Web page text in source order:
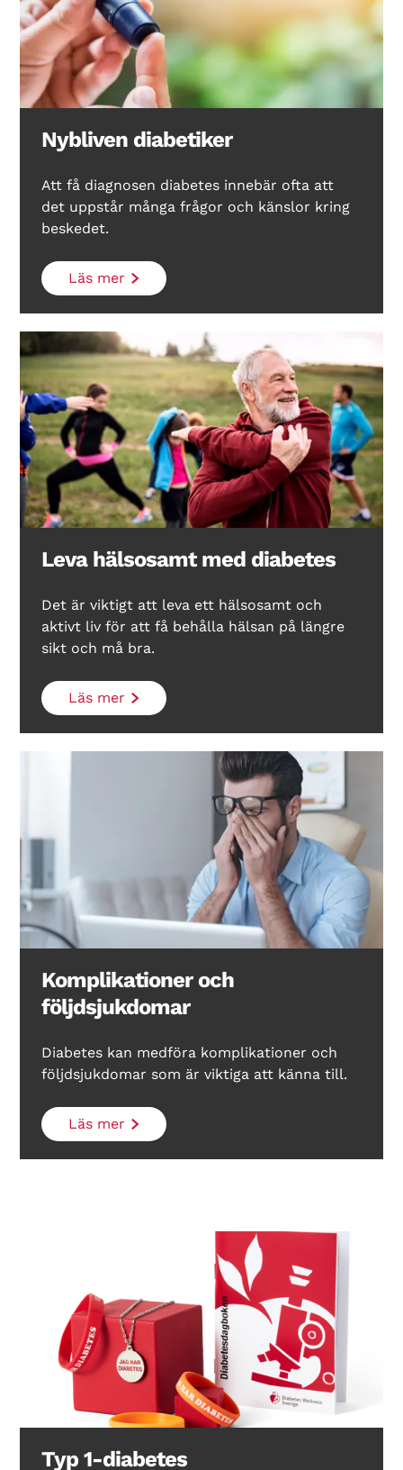
Search Diabetes Wellness Sverige
Nybliven diabetiker
Att få diagnosen diabetes innebär ofta att
det uppstår många frågor och känslor kring
beskedet.
Läs mer
Leva hälsosamt med diabetes
Det är viktigt att leva ett hälsosamt och
aktivt liv för att få behålla hälsan på längre
sikt och må bra.
Läs mer
Komplikationer och
följdsjukdomar
Diabetes kan medföra komplikationer och
följdsjukdomar som är viktiga att känna till.
Läs mer
Typ 1-diabetes